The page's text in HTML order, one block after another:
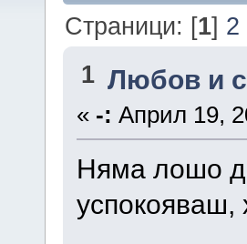
Страници: [1] 2
1 Любов и
« -: Април 19,
Няма лошо